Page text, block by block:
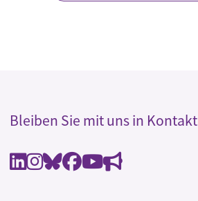
Bleiben Sie mit uns in Kontakt